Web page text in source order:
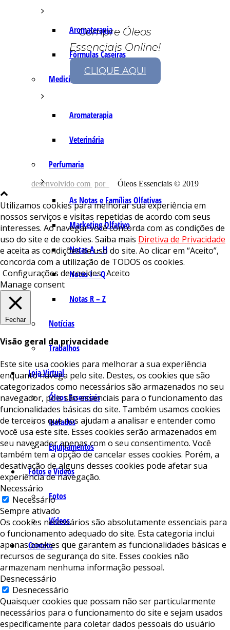
Aromaterapia
Fórmulas Caseiras
Medicinais
Aromaterapia
Veterinária
Perfumaria
As Notas e Famílias Olfativas
Marketing Olfativo
Notas A – H
Notas I – Q
Notas R – Z
Notícias
Trabalhos
Loja Virtual
Óleos Essenciais
Isolados
Equipamentos
Fotos e Vídeos
Fotos
Vídeos
Contato
Compre Óleos
Essenciais Online!
CLIQUE AQUI
desenvolvido com por Óleos Essenciais © 2019
Utilizamos cookies para melhorar sua experiência em
nossos serviços e visitas repetidas de acordo com seus
interesses. Ao navegar você concorda com as condições de
uso do site e de cookies. Saiba mais Diretiva de Privacidade
e aceita as condições de uso do site. Ao clicar em “Aceito”,
concorda com a utilização de TODOS os cookies.
Configurações de cookies Aceito
Manage consent
Fechar
Visão geral da privacidade
Este site usa cookies para melhorar a sua experiência
enquanto navega pelo site. Destes, os cookies que são
categorizados como necessários são armazenados no seu
navegador, pois são essenciais para o funcionamento das
funcionalidades básicas do site. Também usamos cookies
de terceiros que nos ajudam a analisar e entender como
você usa este site. Esses cookies serão armazenados em
seu navegador apenas com o seu consentimento. Você
também tem a opção de cancelar esses cookies. Porém, a
desativação de alguns desses cookies pode afetar sua
experiência de navegação.
Necessário
Necessário
Sempre ativado
Os cookies necessários são absolutamente essenciais para
o funcionamento adequado do site. Esta categoria inclui
apenas cookies que garantem as funcionalidades básicas e
recursos de segurança do site. Esses cookies não
armazenam nenhuma informação pessoal.
Desnecessário
Desnecessário
Quaisquer cookies que possam não ser particularmente
necessários para o funcionamento do site e sejam usados ​​
especificamente para coletar dados pessoais do usuário